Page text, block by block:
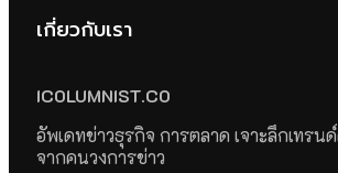
เกี่ยวกับเรา
ICOLUMNIST.CO
อัพเดทข่าวธุรกิจ การตลาด เจาะลึกเทรน
จากคนวงการข่าว